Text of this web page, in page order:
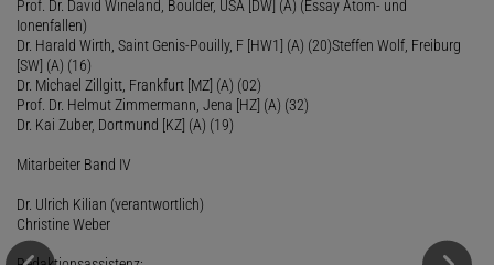
Prof. Dr. David Wineland, Boulder, USA [DW] (A) (Essay Atom- und
Ionenfallen)
Dr. Harald Wirth, Saint Genis-Pouilly, F [HW1] (A) (20)Steffen Wolf, Freiburg
[SW] (A) (16)
Dr. Michael Zillgitt, Frankfurt [MZ] (A) (02)
Prof. Dr. Helmut Zimmermann, Jena [HZ] (A) (32)
Dr. Kai Zuber, Dortmund [KZ] (A) (19)
Mitarbeiter Band IV
Dr. Ulrich Kilian (verantwortlich)
Christine Weber